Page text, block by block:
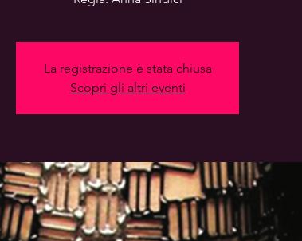
La registrazione è stata chiusa
Scopri gli altri eventi